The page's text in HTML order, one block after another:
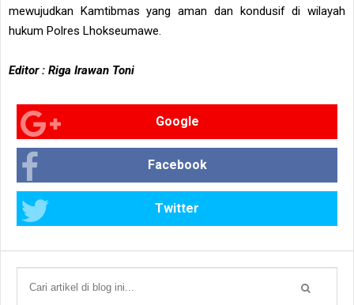
mewujudkan Kamtibmas yang aman dan kondusif di wilayah
hukum Polres Lhokseumawe.
Editor : Riga Irawan Toni
Google
Facebook
Twitter